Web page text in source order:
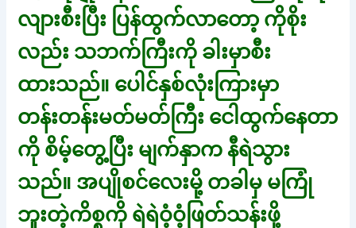
လျားစီးပြီး ပြန်ထွက်လာတော့ ကိုစိုး
လည်း သဘက်ကြီးကို ခါးမှာစီး
ထားသည်။ ပေါင်နှစ်လုံးကြားမှာ
တန်းတန်းမတ်မတ်ကြီး ငေါထွက်နေတာ
ကို စိမ့်တွေ့ပြီး မျက်နှာက နီရဲသွား
သည်။ အပျိုစင်လေးမို့ တခါမှ မကြုံ
ဘူးတဲ့ကိစ္စကို ရဲရဲဝံ့ဝံ့ဖြတ်သန်းဖို့